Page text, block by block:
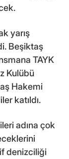
yarış
Beşiktaş
TAYK
Kulübü
Hakemi
katıldı.
adına çok
denizciliği